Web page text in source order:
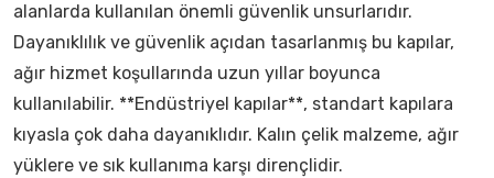
alanlarda kullanılan önemli güvenlik unsurlarıdır.
Dayanıklılık ve güvenlik açıdan tasarlanmış bu kapılar,
ağır hizmet koşullarında uzun yıllar boyunca
kullanılabilir. **Endüstriyel kapılar**, standart kapılara
kıyasla çok daha dayanıklıdır. Kalın çelik malzeme, ağır
yüklere ve sık kullanıma karşı dirençlidir.